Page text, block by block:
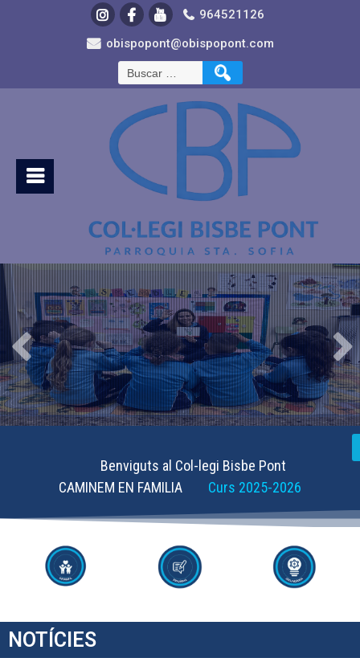
964521126
obispopont@obispopont.com
Benviguts al Col-legi Bisbe Pont
CAMINEM EN FAMILIA Curs 2025-2026
NOTÍCIES